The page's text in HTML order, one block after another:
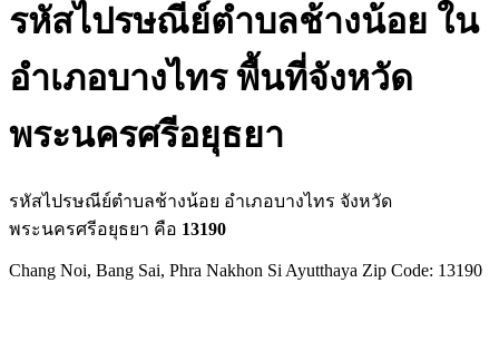
รหัสไปรษณีย์ตำบลช้างน้อย ใน
อำเภอบางไทร พื้นที่จังหวัด
พระนครศรีอยุธยา
รหัสไปรษณีย์ตำบลช้างน้อย อำเภอบางไทร จังหวัด
พระนครศรีอยุธยา คือ 13190
Chang Noi, Bang Sai, Phra Nakhon Si Ayutthaya Zip Code: 13190